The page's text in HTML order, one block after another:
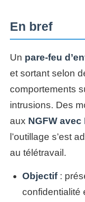
En bref
Un pare-feu
et sortant selon
comportements
intrusions. Des
aux NGFW avec
l’outillage s’est
au télétravail.
Objectif:
confidentialité